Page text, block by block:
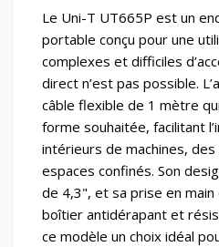
Le Uni-T UT665P est un
portable conçu pour une
complexes et difficiles
direct n’est pas possible.
câble flexible de 1 mètre
forme souhaitée, facilitant
intérieurs de machines,
espaces confinés. Son
de 4,3", et sa prise en
boîtier antidérapant et
ce modèle un choix idéal